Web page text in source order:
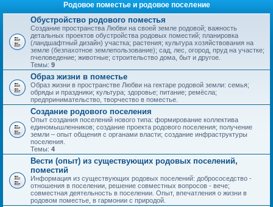
Родовое поместье и родовое поселение
Обустройство родового поместья
Создание пространства Любви на своей земле родовой; важность
детальных проектов обустройства родовых поместий; планировка
(ландшафтный дизайн) участка; растения; культура хозяйствования на
земле (безпахотное землепользование); сад, лес, огород, пруд на участке;
пчеловедение; животные; строительство дома, быт и другое.
Темы: 9
Образ жизни в поместье
Образ жизни в пространстве Любви на гектаре родовой земли: семья;
обряды и праздники; культура; здоровье; питание; ремёсла;
предпринимательство, творчество в поместье.
Создание родового поселения
Опыт создания поселений нового типа: формирование коллектива
единомышленников; создание проекта родового поселения; получение
земли – опыт общения с органами власти; создание инфраструктуры
поселения.
Темы: 4
Вести (опыт) из существующих родовых поселений,
поместий
Информация из существующих родовых поселений: добрососедство -
отношения в поселении, решение совместных вопросов - вече;
совместная деятельность в поселении. Опыт, впечатления о жизни в
родовом поместье, в гармонии с природой.